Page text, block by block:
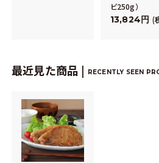
ビ250g）
13,824
最近見た商品 | RECENTLY SEEN